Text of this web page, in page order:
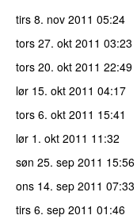
tirs 8. nov 2011 05:24
tors 27. okt 2011 03:23
tors 20. okt 2011 22:49
lør 15. okt 2011 04:17
tors 6. okt 2011 15:41
lør 1. okt 2011 11:32
søn 25. sep 2011 15:56
ons 14. sep 2011 07:33
tirs 6. sep 2011 01:46